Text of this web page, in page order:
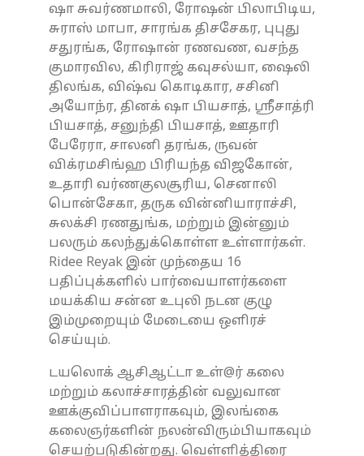
ஷா சுவர்ணமாலி, ரோஷன் பிலாபிடிய,
சுராஸ் மாபா, சாரங்க திசசேகர, புபுது
சதுரங்க, ரோஷான் ரணவண, வசந்த
குமாரவில, கிரிராஜ் கவுசல்யா, ஷைலி
திலங்க, விஷ்வ கொடிகார, சசினி
அயோந்ர, தினக் ஷா பியசாத், ஸ்ரீசாத்ரி
பியசாத், சனுந்தி பியசாத், ஊதாரி
பேரேரா, சாலனி தரங்க, ருவன்
விக்ரமசிங்ஹ பிரியந்த விஜகோன்,
உதாரி வர்ணகுலசூரிய, செனாலி
பொன்சேகா, தருக வின்னியாராச்சி,
சுலக்சி ரணதுங்க, மற்றும் இன்னும்
பலரும் கலந்துக்கொள்ள உள்ளார்கள்.
Ridee Reyak இன் முந்தைய 16
பதிப்புக்களில் பார்வையாளர்களை
மயக்கிய சன்ன உபுலி நடன குழு
இம்முறையும் மேடையை ஒளிரச்
செய்யும்.
டயலொக் ஆசிஆட்டா உள்@ர் கலை
மற்றும் கலாச்சாரத்தின் வலுவான
ஊக்குவிப்பாளராகவும், இலங்கை
கலைஞர்களின் நலன்விரும்பியாகவும்
செயற்படுகின்றது. வெள்ளித்திரை